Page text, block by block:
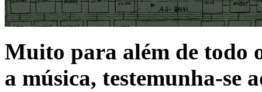
Muito para além de todo
a música, testemunha-se